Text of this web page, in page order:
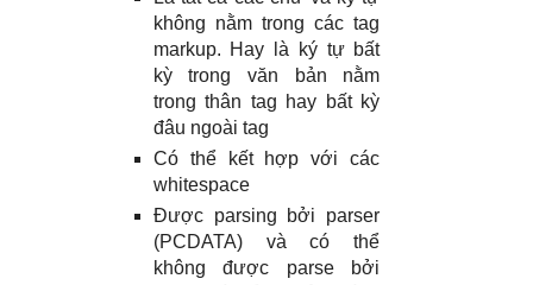
không nằm trong các tag
markup. Hay là ký tự bất
kỳ trong văn bản nằm
trong thân tag hay bất kỳ
đâu ngoài tag
Có thể kết hợp với các
whitespace
Được parsing bởi parser
(PCDATA) và có thể
không được parse bởi